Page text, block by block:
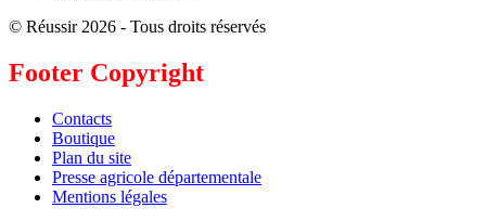
© Réussir 2026 - Tous droits réservés
Footer Copyright
Contacts
Boutique
Plan du site
Presse agricole départementale
Mentions légales